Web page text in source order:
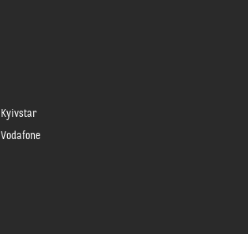
Kyivstar
Vodafone